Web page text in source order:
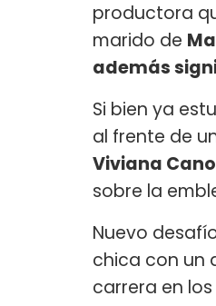
productora
marido de
además
Si bien ya
al frente de
Viviana
sobre la
Nuevo
chica con un
carrera en